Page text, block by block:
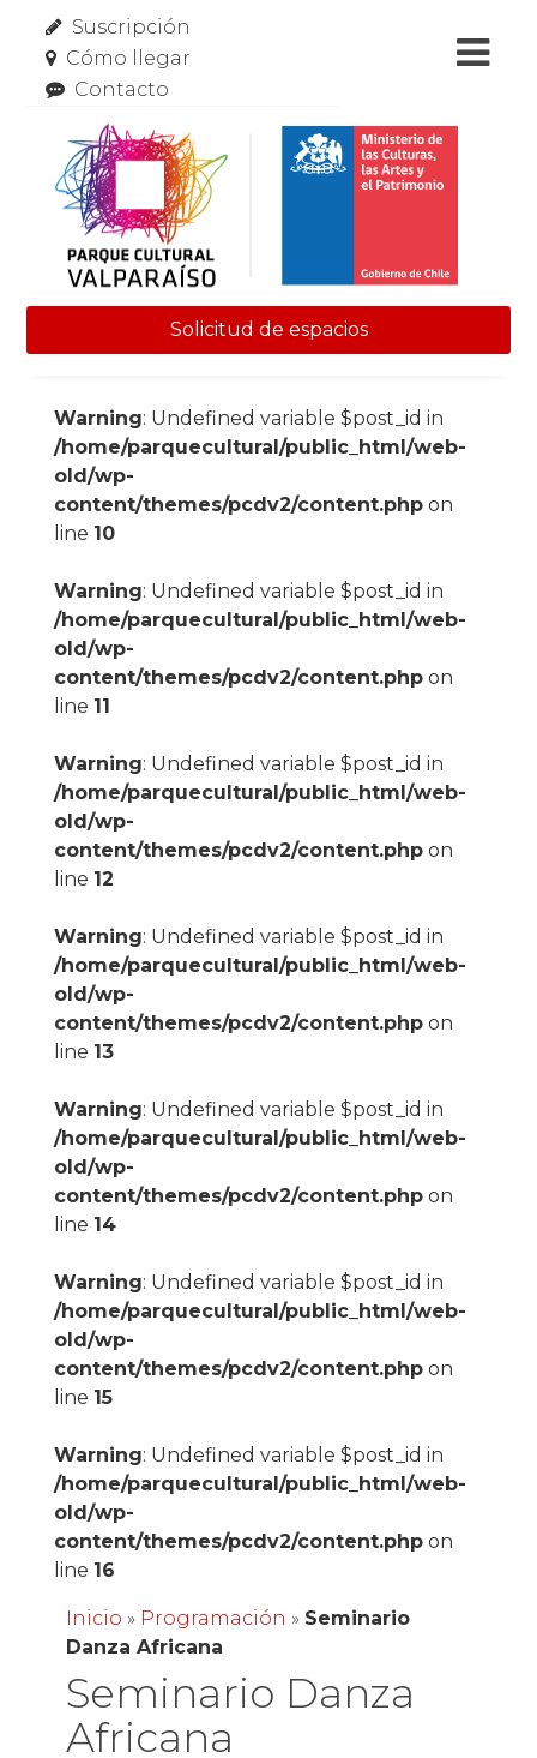
Suscripción
Cómo llegar
Contacto
Solicitud de espacios
Warning: Undefined variable $post_id in
/home/parquecultural/public_html/web-
old/wp-
content/themes/pcdv2/content.phpon
line 10
Warning: Undefined variable $post_id in
/home/parquecultural/public_html/web-
old/wp-
content/themes/pcdv2/content.phpon
line 11
Warning: Undefined variable $post_id in
/home/parquecultural/public_html/web-
old/wp-
content/themes/pcdv2/content.phpon
line 12
Warning: Undefined variable $post_id in
/home/parquecultural/public_html/web-
old/wp-
content/themes/pcdv2/content.phpon
line 13
Warning: Undefined variable $post_id in
/home/parquecultural/public_html/web-
old/wp-
content/themes/pcdv2/content.phpon
line 14
Warning: Undefined variable $post_id in
/home/parquecultural/public_html/web-
old/wp-
content/themes/pcdv2/content.phpon
line 15
Warning: Undefined variable $post_id in
/home/parquecultural/public_html/web-
old/wp-
content/themes/pcdv2/content.phpon
line 16
Inicio » Programación » Seminario
Danza Africana
Seminario Danza
Africana